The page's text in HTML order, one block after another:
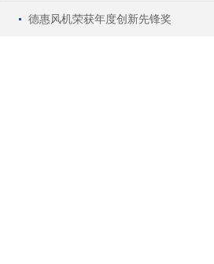
德惠风机荣获年度创新先锋奖